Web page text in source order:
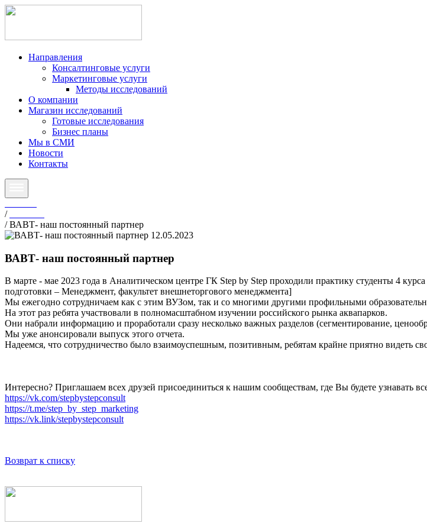
Направления
Консалтинговые услуги
Маркетинговые услуги
Методы исследований
О компании
Магазин исследований
Готовые исследования
Бизнес планы
Мы в СМИ
Новости
Контакты
/
/ВАВТ- наш постоянный партнер
12.05.2023
ВАВТ- наш постоянный партнер
В марте - мае 2023 года в Аналитическом центре ГК Step by Step проходили практику студенты 4
подготовки – Менеджмент, факультет внешнеторгового менеджмента]
Мы ежегодно сотрудничаем как с этим ВУЗом, так и со многими другими профильными
На этот раз ребята участвовали в полномасштабном изучении российского рынка аквапарков.
Они набрали информацию и проработали сразу несколько важных разделов (сегментирование,
Мы уже анонсировали выпуск этого отчета.
Надеемся, что сотрудничество было взаимоуспешным, позитивным, ребятам крайне приятно видеть
Интересно? Приглашаем всех друзей присоединиться к нашим сообществам, где Вы будете узнавать
https://vk.com/stepbystepconsult
https://t.me/step_by_step_marketing
https://vk.link/stepbystepconsult
Возврат к списку